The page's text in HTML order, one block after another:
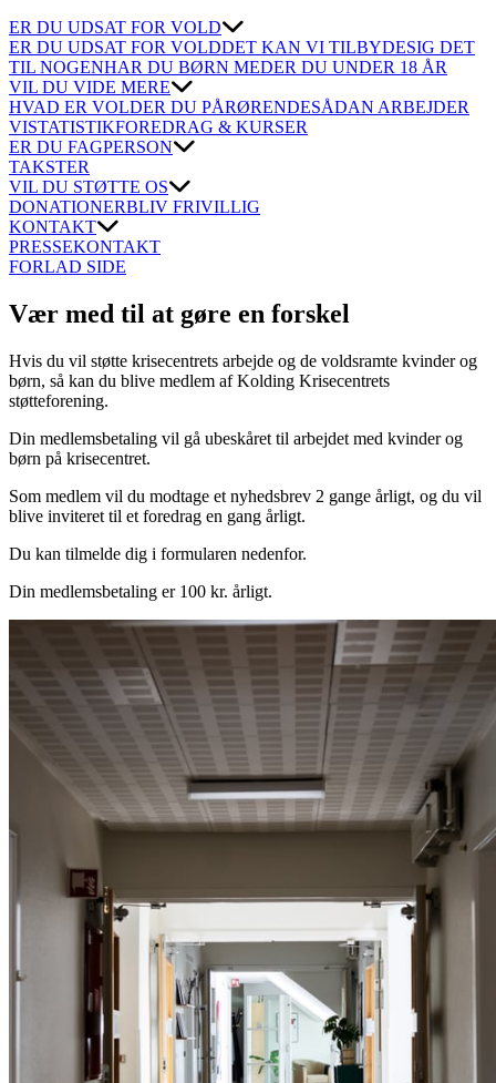
ER DU UDSAT FOR VOLD
ER DU UDSAT FOR VOLDDET KAN VI TILBYDESIG DET
TIL NOGENHAR DU BØRN MEDER DU UNDER 18 ÅR
VIL DU VIDE MERE
HVAD ER VOLDER DU PÅRØRENDESÅDAN ARBEJDER
VISTATISTIKFOREDRAG & KURSER
ER DU FAGPERSON
TAKSTER
VIL DU STØTTE OS
DONATIONERBLIV FRIVILLIG
KONTAKT
PRESSEKONTAKT
FORLAD SIDE
Vær med til at gøre en forskel
Hvis du vil støtte krisecentrets arbejde og de voldsramte kvinder og
børn, så kan du blive medlem af Kolding Krisecentrets
støtteforening.
Din medlemsbetaling vil gå ubeskåret til arbejdet med kvinder og
børn på krisecentret.
Som medlem vil du modtage et nyhedsbrev 2 gange årligt, og du vil
blive inviteret til et foredrag en gang årligt.
Du kan tilmelde dig i formularen nedenfor.
Din medlemsbetaling er 100 kr. årligt.